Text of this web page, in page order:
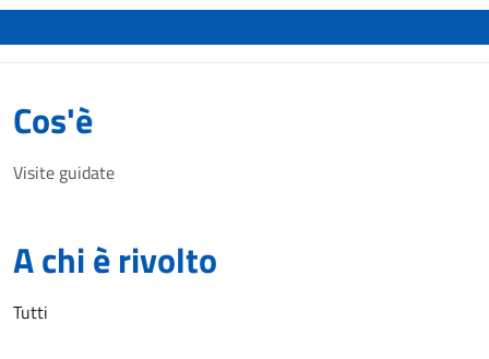
Cos'è
Visite guidate
A chi è rivolto
Tutti